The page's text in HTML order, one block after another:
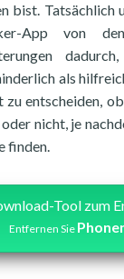
bist. Tatsächlich
App von
als
zu entscheiden,
nicht, je
finden.
Tool zum
Entfernen Sie